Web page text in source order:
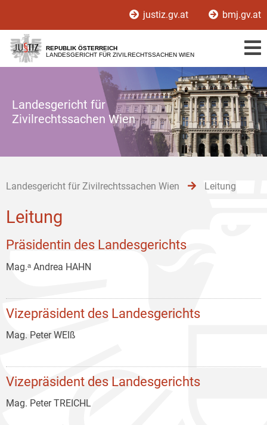
[1]
[2]
[3]
justiz.gv.at bmj.gv.at
REPUBLIK ÖSTERREICH
LANDESGERICHT FÜR ZIVILRECHTSSACHEN WIEN
Landesgericht für
Zivilrechtssachen Wien
Landesgericht für Zivilrechtssachen Wien Leitung
Leitung
Präsidentin des Landesgerichts
Mag.ᵃ Andrea HAHN
Vizepräsident des Landesgerichts
Mag. Peter WEIß
Vizepräsident des Landesgerichts
Mag. Peter TREICHL